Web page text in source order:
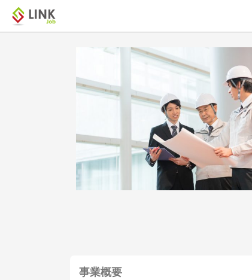
事業概要